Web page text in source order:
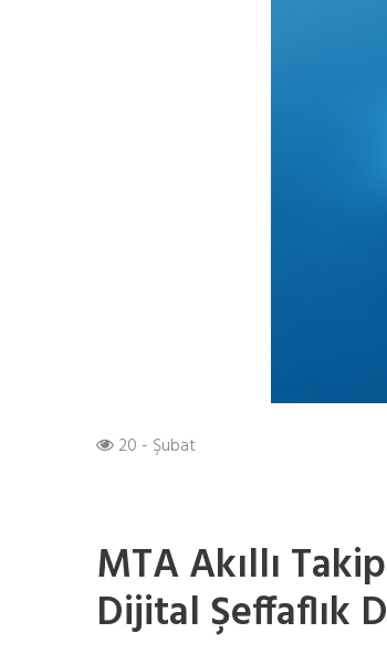
20 - Şubat
MTA Akıllı
Dijital Şeffaflık